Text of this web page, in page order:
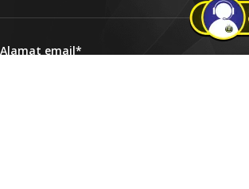
Alamat email*